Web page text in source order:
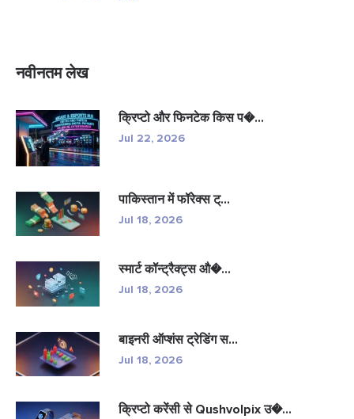
नवीनतम लेख
क्रिप्टो और फिनटेक किस प�...
Jul 22, 2026
पाकिस्तान में फॉरेक्स ट्...
Jul 18, 2026
स्मार्ट कॉन्ट्रैक्ट्स औ�...
Jul 18, 2026
बाइनरी ऑप्शंस ट्रेडिंग स...
Jul 18, 2026
क्रिप्टो करेंसी से Qushvolpix उ�...